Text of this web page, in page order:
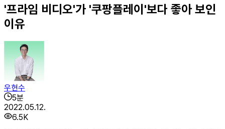
'프라임 비디오'가 '쿠팡플레이'보다 좋아 보인
이유
우현수
5분
2022.05.12.
6.5K